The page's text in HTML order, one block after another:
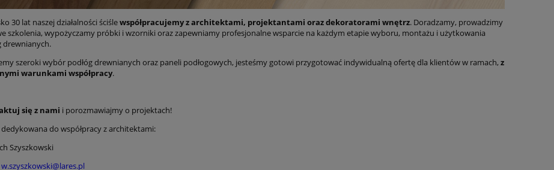
30 lat naszej działalności ściślewspółpracujemy z architektami, projektantami oraz dekoratorami wnętrz. Doradzamy, prowadzimy
szkolenia, wypożyczamy próbki i wzorniki oraz zapewniamy profesjonalne wsparcie na każdym etapie wyboru, montażu i użytkowania
drewnianych.
szeroki wybór podłóg drewnianych oraz paneli podłogowych, jesteśmy gotowi przygotować indywidualną ofertę dla klientów w ramach, z
warunkami współpracy.
się z nami i porozmawiajmy o projektach!
do współpracy z architektami:
Szyszkowski
w.szyszkowski@lares.pl